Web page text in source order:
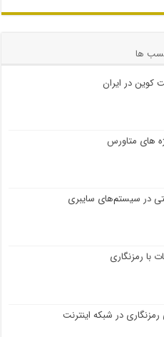
ها
کوین در ایران
های متاورس
در سیستم‌های سایبری
با رمزنگاری
رمزنگاری در شبکه اینترنت